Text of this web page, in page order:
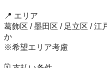
📍 エリア
葛飾区 / 墨田区 / 足立区 / 江
か
※希望エリア考慮